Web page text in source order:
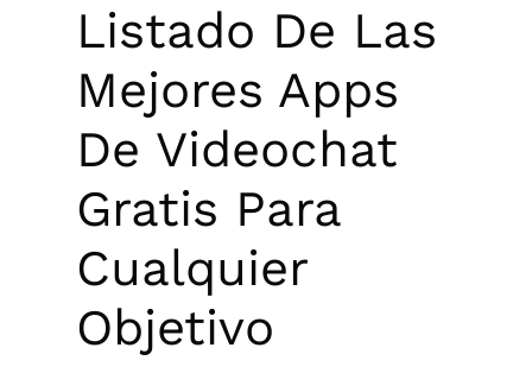
Listado De Las
Mejores Apps
De Videochat
Gratis Para
Cualquier
Objetivo